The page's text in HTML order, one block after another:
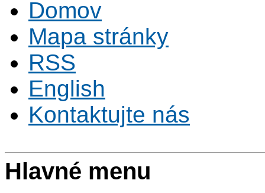
Domov
Mapa stránky
RSS
English
Kontaktujte nás
Hlavné menu